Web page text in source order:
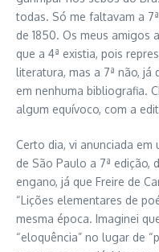
todas. Só me faltavam a
de 1850. Os meus amigos
que a 4ª existia, pois
literatura, mas a 7ª não, já
em nenhuma bibliografia.
algum equívoco, com a
Certo dia, vi anunciada
de São Paulo a 7ª edição,
engano, já que Freire de
“Lições elementares de
mesma época. Imaginei
“eloquência” no lugar de